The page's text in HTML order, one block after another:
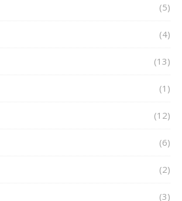
(5)
(4)
(13)
(1)
(12)
(6)
(2)
(3)